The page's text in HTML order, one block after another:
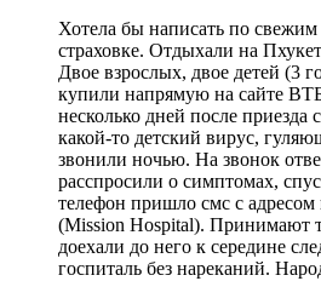
Хотела бы написать по
страховке. Отдыхали на
Двое взрослых, двое детей (3
купили напрямую на сайте
несколько дней после приезда
какой-то детский вирус,
звонили ночью. На звонок
расспросили о симптомах,
телефон пришло смс с адресом
(Mission Hospital). Принимают
доехали до него к середине
госпиталь без нареканий.